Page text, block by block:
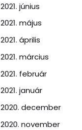
2021. június
2021. május
2021. április
2021. március
2021. február
2021. január
2020. december
2020. november